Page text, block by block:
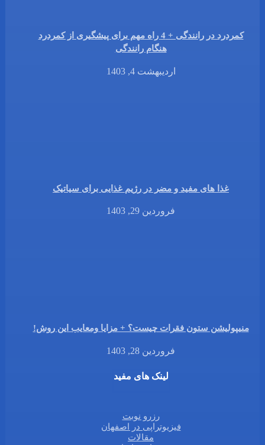
کمردرد در رانندگی + 4 راه مهم برای پیشگیری از کمردرد
هنگام رانندگی
اردیبهشت 4, 1403
غذا های مفید و مضر در رژیم غذایی برای سیاتیک
فروردین 29, 1403
منیپولیشن ستون فقرات چیست؟ + مزایا ومعایب این روش!
فروردین 28, 1403
لینک های مفید
رزرو نوبت
فیزیوتراپی در اصفهان
مقالات